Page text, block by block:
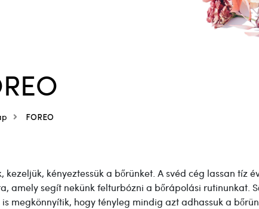
FOREO
kényeztessük a bőrünket. A svéd cég lassan tíz
amely segít nekünk felturbózni a bőrápolási rutinunkat.
megkönnyítik, hogy tényleg mindig azt adhassuk a